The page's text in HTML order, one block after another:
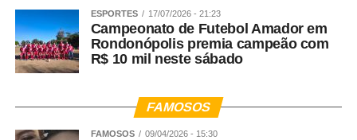
ESPORTES 17/07/2026 - 21:23
Campeonato de Futebol Amador em
Rondonópolis premia campeão com
R$ 10 mil neste sábado
FAMOSOS
FAMOSOS 09/04/2026 - 15:30